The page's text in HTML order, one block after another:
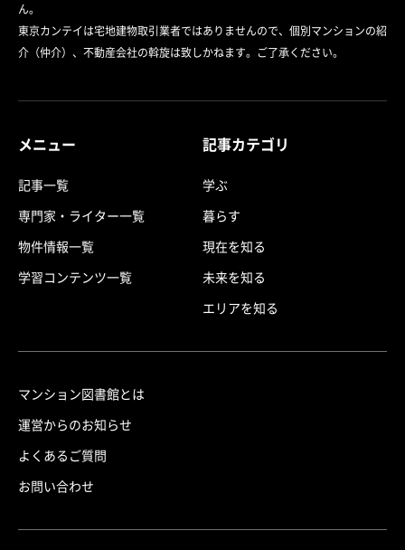
ん。
東京カンテイは宅地建物取引業者ではありませんので、個別マンションの紹
介（仲介）、不動産会社の斡旋は致しかねます。ご了承ください。
メニュー
記事一覧
専門家・ライター一覧
物件情報一覧
学習コンテンツ一覧
記事カテゴリ
学ぶ
暮らす
現在を知る
未来を知る
エリアを知る
マンション図書館とは
運営からのお知らせ
よくあるご質問
お問い合わせ